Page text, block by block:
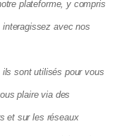
plateforme, y compris
avec nos
sont utilisés pour vous
plaire via des
et sur les réseaux